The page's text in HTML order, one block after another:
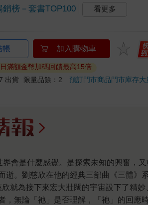
銷榜－套書TOP100 看更多
帳 加入購物車
滿額金幣加碼回饋最高15倍
出貨
限量品餘：2預訂門市商品門市庫存大
。劉慈欣在他的經典三部曲《三體》
為接下來宏大壯闊的宇宙設下了精妙
無論「祂」是否理解，「祂」的回應